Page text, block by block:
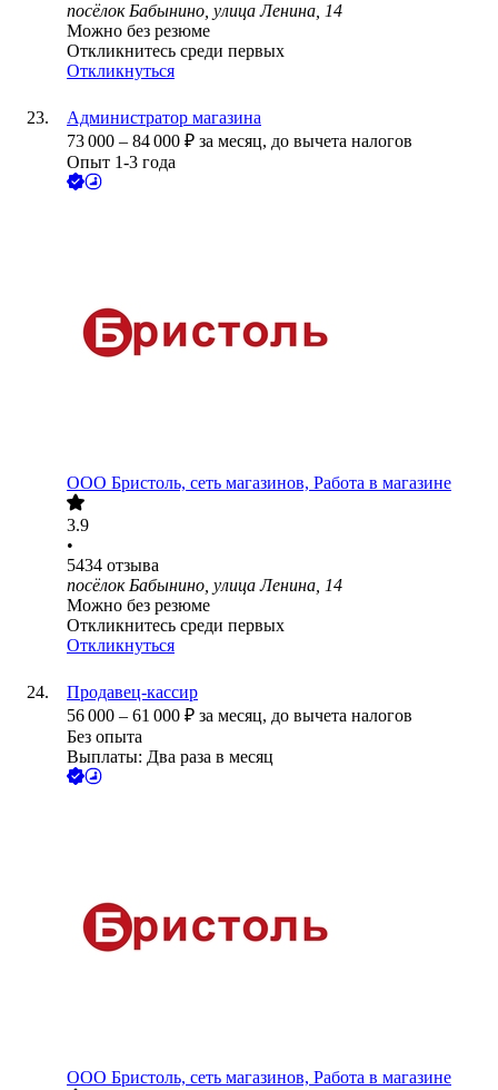
посёлок Бабынино, улица Ленина, 14
Можно без резюме
Откликнитесь среди первых
Откликнуться
Администратор магазина
73 000 – 84 000 ₽ за месяц, до вычета налогов
Опыт 1-3 года
ООО Бристоль, сеть магазинов, Работа в магазине
3.9
•
5434 отзыва
посёлок Бабынино, улица Ленина, 14
Можно без резюме
Откликнитесь среди первых
Откликнуться
Продавец-кассир
56 000 – 61 000 ₽ за месяц, до вычета налогов
Без опыта
Выплаты: Два раза в месяц
ООО Бристоль, сеть магазинов, Работа в магазине